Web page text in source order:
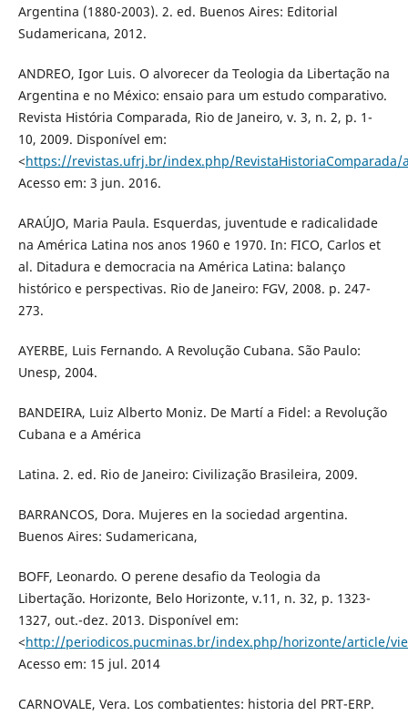
Argentina (1880-2003). 2. ed. Buenos Aires: Editorial
Sudamericana, 2012.
ANDREO, Igor Luis. O alvorecer da Teologia da Libertação na
Argentina e no México: ensaio para um estudo comparativo.
Revista História Comparada, Rio de Janeiro, v. 3, n. 2, p. 1-
10, 2009. Disponível em:
<https://revistas.ufrj.br/index.php/RevistaHistoriaComparada/
Acesso em: 3 jun. 2016.
ARAÚJO, Maria Paula. Esquerdas, juventude e radicalidade
na América Latina nos anos 1960 e 1970. In: FICO, Carlos et
al. Ditadura e democracia na América Latina: balanço
histórico e perspectivas. Rio de Janeiro: FGV, 2008. p. 247-
273.
AYERBE, Luis Fernando. A Revolução Cubana. São Paulo:
Unesp, 2004.
BANDEIRA, Luiz Alberto Moniz. De Martí a Fidel: a Revolução
Cubana e a América
Latina. 2. ed. Rio de Janeiro: Civilização Brasileira, 2009.
BARRANCOS, Dora. Mujeres en la sociedad argentina.
Buenos Aires: Sudamericana,
BOFF, Leonardo. O perene desafio da Teologia da
Libertação. Horizonte, Belo Horizonte, v.11, n. 32, p. 1323-
1327, out.-dez. 2013. Disponível em:
<http://periodicos.pucminas.br/index.php/horizonte/article/
Acesso em: 15 jul. 2014
CARNOVALE, Vera. Los combatientes: historia del PRT-ERP.